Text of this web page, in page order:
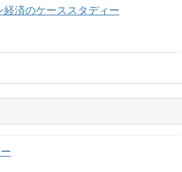
済のケーススタディー